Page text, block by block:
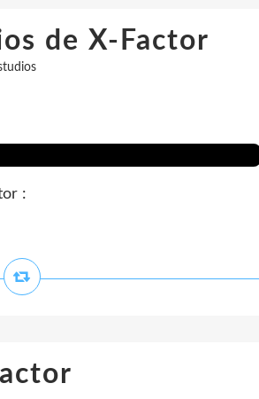
de X-Factor
: